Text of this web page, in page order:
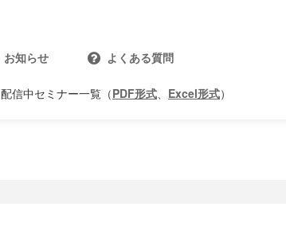
お知らせ よくある質問
配信中セミナー一覧（PDF形式、 Excel形式）